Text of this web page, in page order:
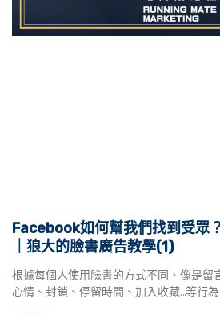
Facebook如何幫我們找到受眾
｜狼大的臉書廣告教學(1)
根據每個人使用臉書的方式不同、像是留
心情、封鎖、停留時間、加入收藏…等行